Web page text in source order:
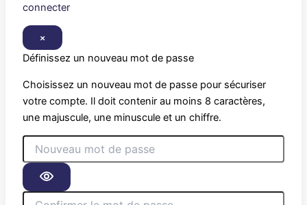
connecter
×
Définissez un nouveau mot de passe
Choisissez un nouveau mot de passe pour sécuriser
votre compte. Il doit contenir au moins 8 caractères,
une majuscule, une minuscule et un chiffre.